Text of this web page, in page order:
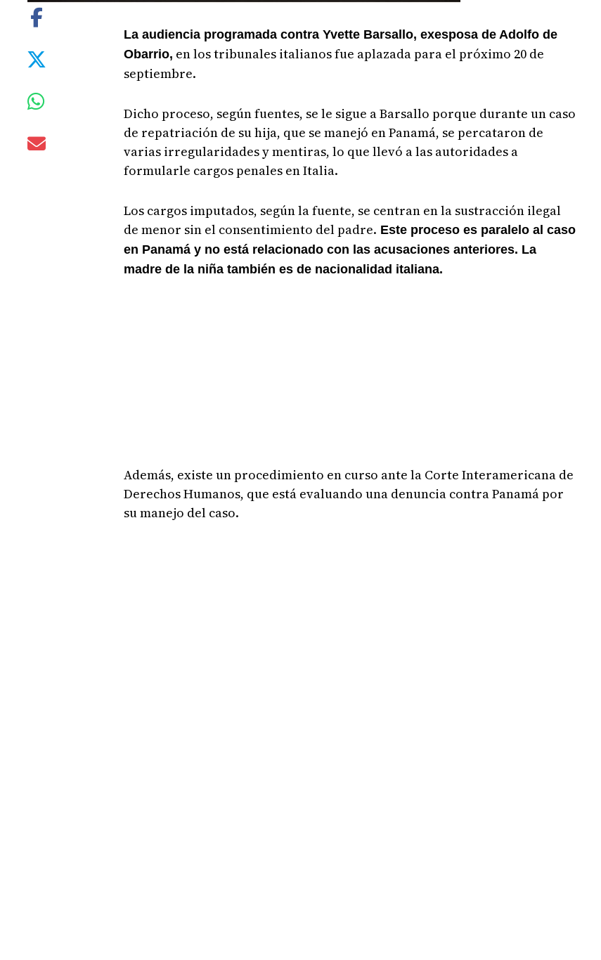
La audiencia programada contra Yvette Barsallo, exesposa de Adolfo de
Obarrio, en los tribunales italianos fue aplazada para el próximo 20 de
septiembre.
Dicho proceso, según fuentes, se le sigue a Barsallo porque durante un caso
de repatriación de su hija, que se manejó en Panamá, se percataron de
varias irregularidades y mentiras, lo que llevó a las autoridades a
formularle cargos penales en Italia.
Los cargos imputados, según la fuente, se centran en la sustracción ilegal
de menor sin el consentimiento del padre. Este proceso es paralelo al caso
en Panamá y no está relacionado con las acusaciones anteriores. La
madre de la niña también es de nacionalidad italiana.
Además, existe un procedimiento en curso ante la Corte Interamericana de
Derechos Humanos, que está evaluando una denuncia contra Panamá por
su manejo del caso.